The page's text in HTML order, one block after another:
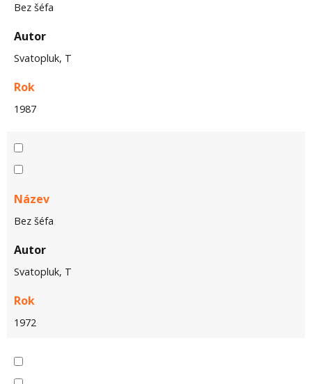
Bez šéfa
Autor
Svatopluk, T
Rok
1987
Název
Bez šéfa
Autor
Svatopluk, T
Rok
1972